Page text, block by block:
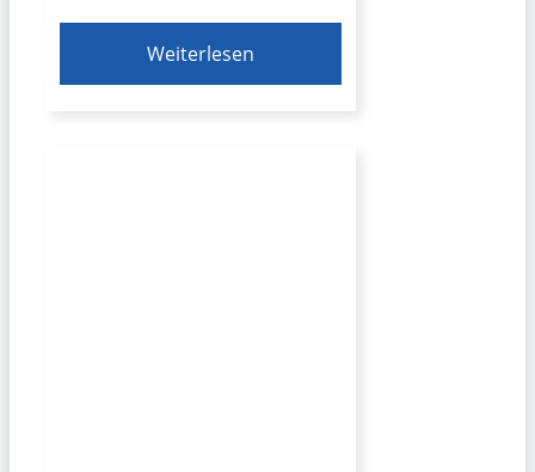
Weiterlesen